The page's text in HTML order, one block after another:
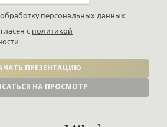
обработку персональных данных
с политикой
ПРЕЗЕНТАЦИЮ
НА ПРОСМОТР